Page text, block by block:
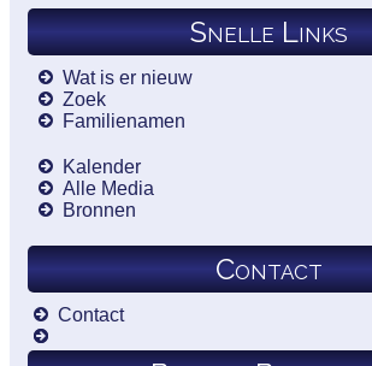
Snelle Links
Wat is er nieuw
Zoek
Familienamen
Kalender
Alle Media
Bronnen
Contact
Contact